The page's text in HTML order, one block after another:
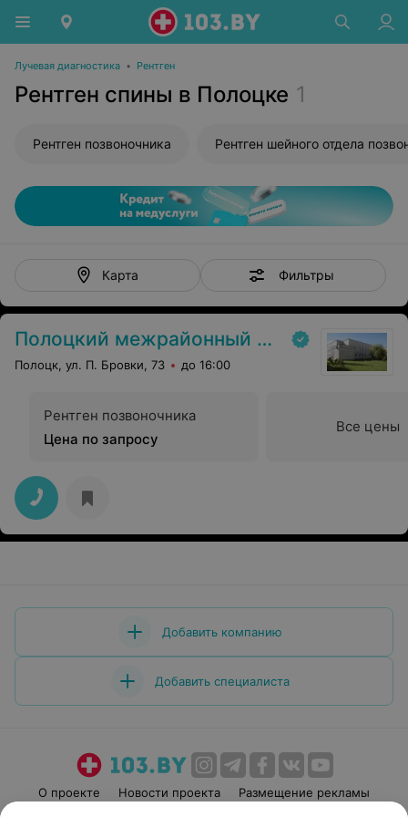
Лучевая диагностика • Рентген
Рентген спины в Полоцке 1
Рентген позвоночника
Карта Фильтры
Полоцкий межрайонный онкологический диспансер
Полоцк, ул. П. Бровки, 73 до 16:00
Рентген позвоночника
Цена по запросу
Все цены
Добавить компанию
Добавить специалиста
О проекте Новости проекта
Размещение рекламы